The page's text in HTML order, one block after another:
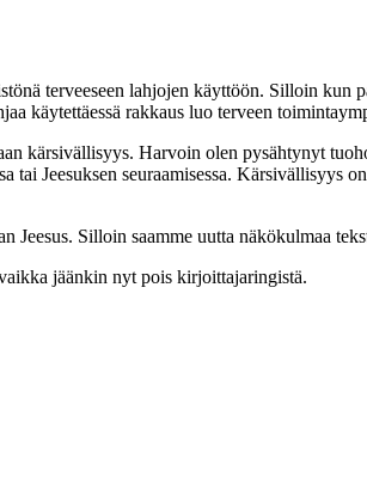
terveeseen lahjojen käyttöön. Silloin
käytettäessä rakkaus luo terveen
kärsivällisyys. Harvoin olen pysähtynyt
tai Jeesuksen seuraamisessa. Kärsivällisyys
Jeesus. Silloin saamme uutta näkökulmaa
jäänkin nyt pois kirjoittajaringistä.